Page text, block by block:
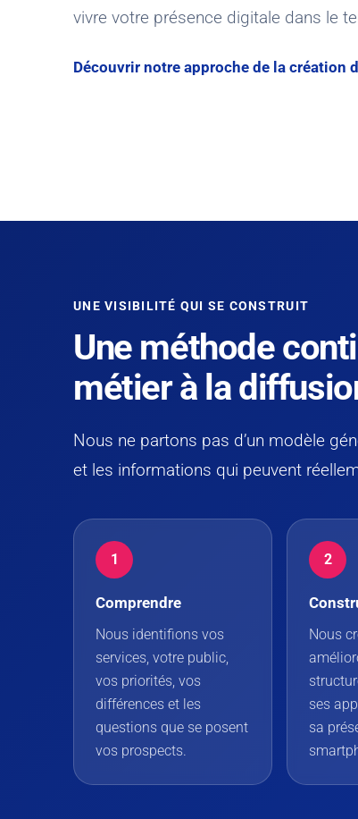
vivre votre présence digitale dans le
Découvrir notre approche de la création
UNE VISIBILITÉ QUI SE CONSTRUIT
Une méthode
métier à la
Nous ne partons pas d’un modèle
et les informations qui peuvent
1
Comprendre
Nous identifions vos
services, votre public,
vos priorités, vos
différences et les
questions que se posent
vos prospects.
2
Nous
ses
sa